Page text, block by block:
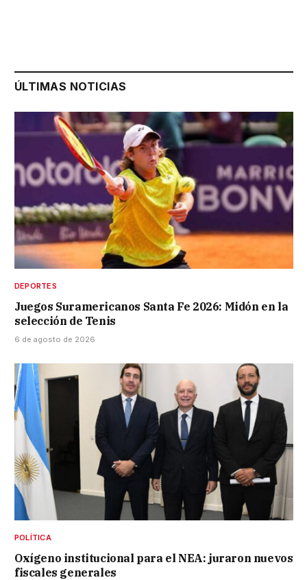
ÚLTIMAS NOTICIAS
DEPORTES
Juegos Suramericanos Santa Fe 2026: Midón en la
selección de Tenis
6 de agosto de 2026
POLÍTICA
Oxígeno institucional para el NEA: juraron nuevos
fiscales generales